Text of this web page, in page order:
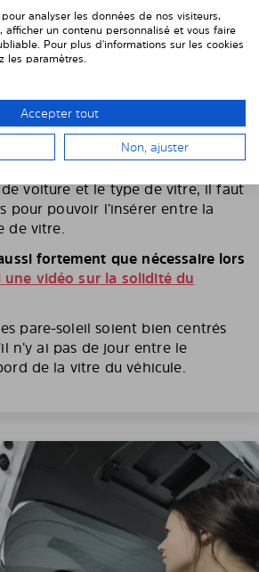
SOLEIL SANS HÉSITER
voiture et le type de vitre, il faut
pour pouvoir l’insérer entre la
de vitre.
fortement que nécessaire lors
une vidéo sur la solidité du
pare-soleil soient bien centrés
n’y ai pas de jour entre le
de la vitre du véhicule.
analyser les données de nos visiteurs,
un contenu personnalisé et vous faire
Pour plus d'informations sur les cookies
les paramètres.
Accepter tout
Non, ajuster